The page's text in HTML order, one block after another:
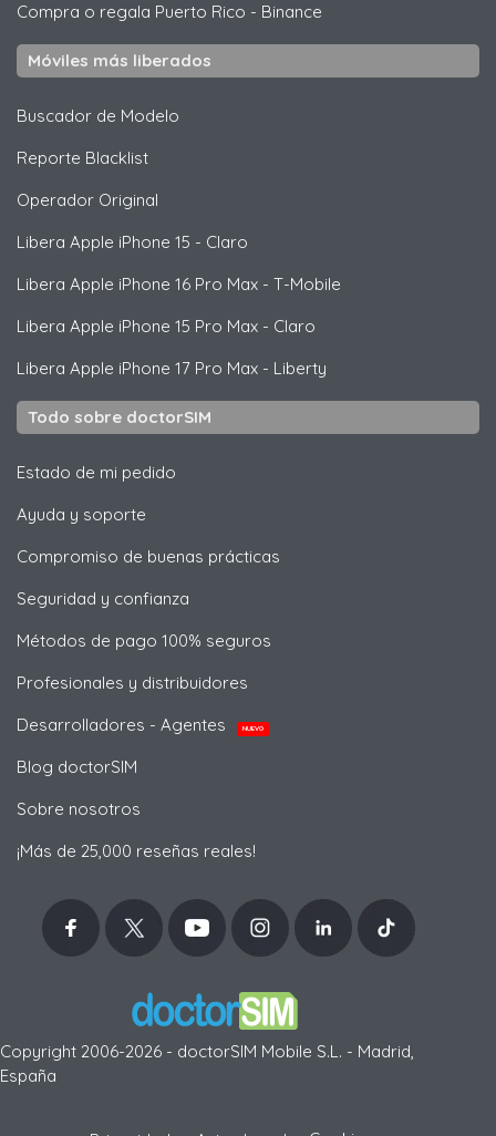
Compra o regala Puerto Rico - Binance
Móviles más liberados
Buscador de Modelo
Reporte Blacklist
Operador Original
Libera Apple iPhone 15 - Claro
Libera Apple iPhone 16 Pro Max - T-Mobile
Libera Apple iPhone 15 Pro Max - Claro
Libera Apple iPhone 17 Pro Max - Liberty
Todo sobre doctorSIM
Estado de mi pedido
Ayuda y soporte
Compromiso de buenas prácticas
Seguridad y confianza
Métodos de pago 100% seguros
Profesionales y distribuidores
Desarrolladores - Agentes
NUEVO
Blog doctorSIM
Sobre nosotros
¡Más de 25,000 reseñas reales!
Copyright 2006-2026 - doctorSIM Mobile S.L. - Madrid,
España